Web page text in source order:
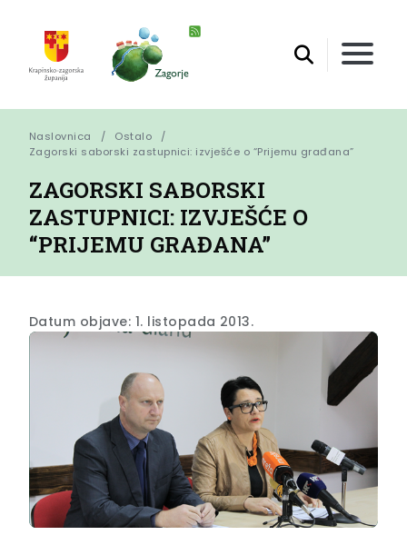
Naslovnica
Ostalo
Zagorski saborski zastupnici: izvješće o “Prijemu građana”
ZAGORSKI SABORSKI
ZASTUPNICI: IZVJEŠĆE O
“PRIJEMU GRAĐANA”
Datum objave: 1. listopada 2013.